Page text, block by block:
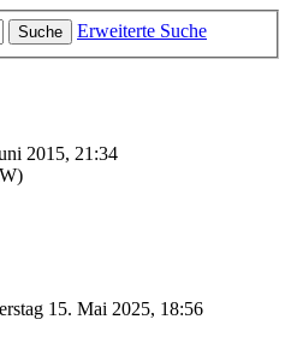
Suche
Erweiterte Suche
2015, 21:34
15. Mai 2025, 18:56